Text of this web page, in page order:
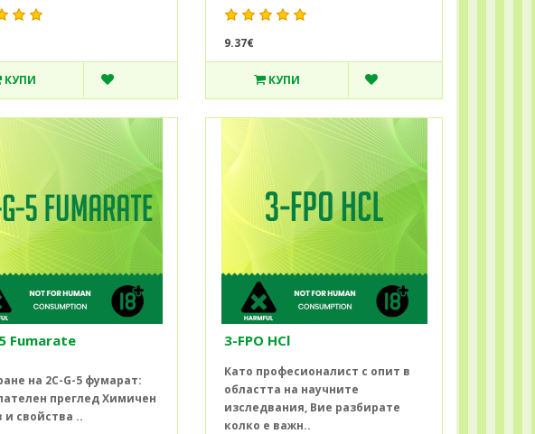
КУПИ
9.37€
КУПИ
Fumarate
на 2C-G-5 фумарат:
преглед Химичен
и свойства ..
3-FPO HCl
Като професионалист с опит в
областта на научните
изследвания, Вие разбирате
колко е важн..